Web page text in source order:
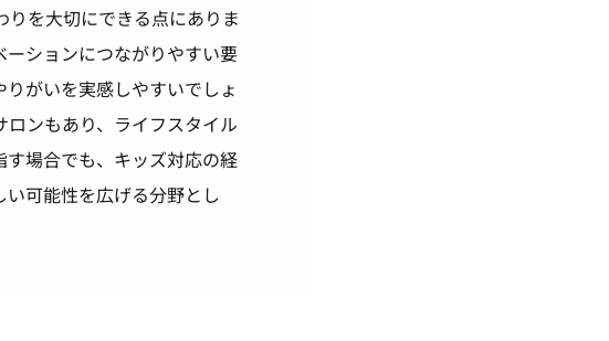
を大切にできる点にありま
ションにつながりやすい要
がいを実感しやすいでしょ
ンもあり、ライフスタイル
場合でも、キッズ対応の経
可能性を広げる分野とし